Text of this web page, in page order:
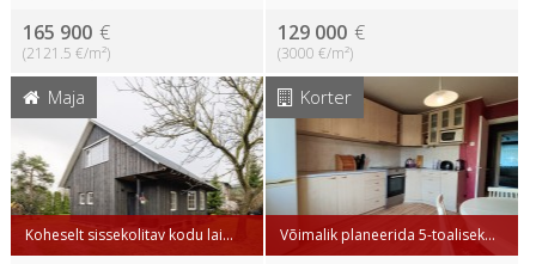
165 900 €
(2121.5 €/m²)
129 000 €
(3000 €/m²)
Maja
Koheselt sissekolitav kodu lai...
Korter
Võimalik planeerida 5-toalisek...